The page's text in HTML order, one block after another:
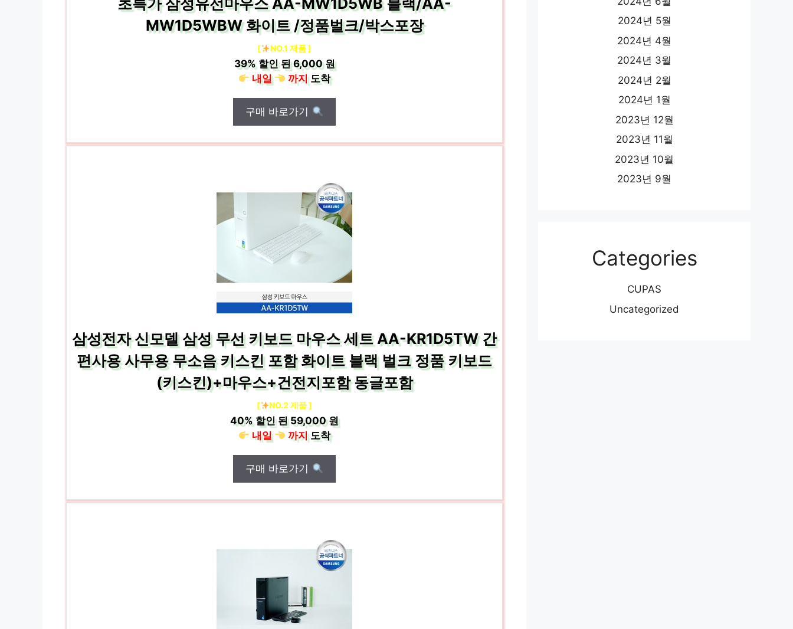
초특가 삼성유선마우스 AA-MW1D5WB 블랙/AA-
MW1D5WBW 화이트 /정품벌크/박스포장
[ NO.1 제품 ]
39%할인 된6,000 원
내일
까지도착
구매 바로가기
삼성전자 신모델 삼성 무선 키보드 마우스 세트 AA-KR1D5TW 간
편사용 사무용 무소음 키스킨 포함 화이트 블랙 벌크 정품 키보드
(키스킨)+마우스+건전지포함 동글포함
[ NO.2 제품 ]
40%할인 된59,000 원
내일
까지도착
구매 바로가기
2024년 5월
2024년 4월
2024년 3월
2024년 2월
2024년 1월
2023년 12월
2023년 11월
2023년 10월
2023년 9월
Categories
CUPAS
Uncategorized